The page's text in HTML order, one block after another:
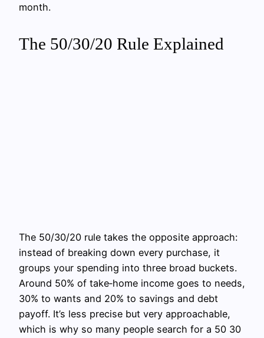
month.
The 50/30/20 Rule Explained
The 50/30/20 rule takes the opposite approach:
instead of breaking down every purchase, it
groups your spending into three broad buckets.
Around 50% of take‑home income goes to needs,
30% to wants and 20% to savings and debt
payoff. It’s less precise but very approachable,
which is why so many people search for a 50 30